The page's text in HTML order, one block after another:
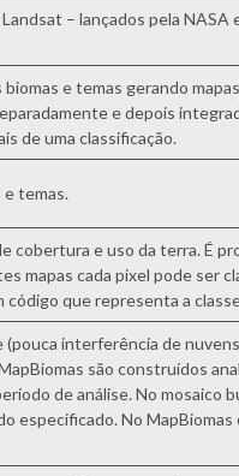
– lançados pela NASA
e temas gerando
e depois
de uma classificação.
e temas.
cobertura e uso da terra. É
mapas cada pixel pode ser
código que representa a
interferência de
são construídos
de análise. No mosaico
especificado. No MapBiomas